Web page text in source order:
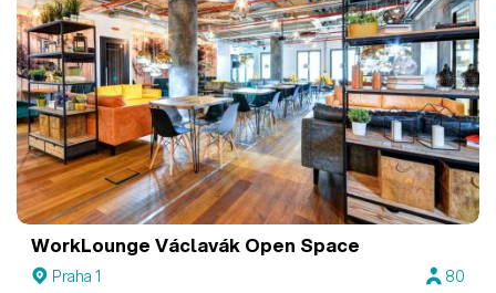
WorkLounge Václavák Open Space
Praha 1
80